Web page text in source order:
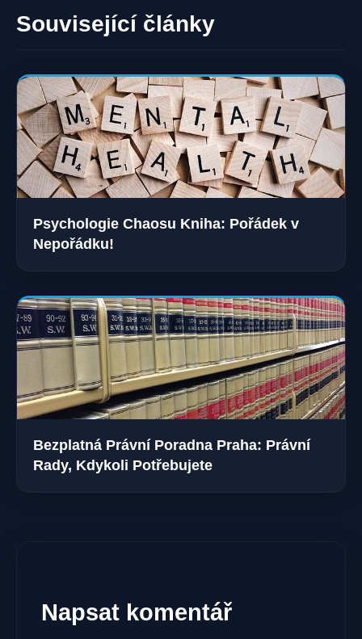
Související články
Psychologie Chaosu Kniha: Pořádek v
Nepořádku!
Bezplatná Právní Poradna Praha: Právní
Rady, Kdykoli Potřebujete
Napsat komentář